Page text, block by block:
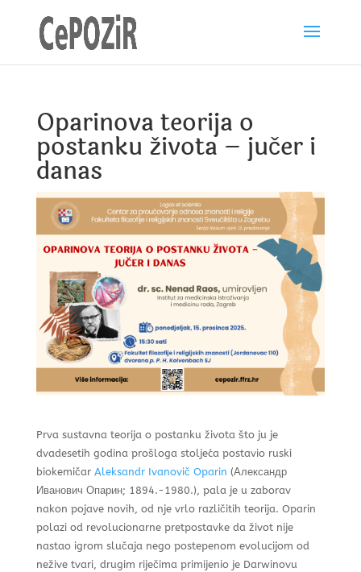
Oparinova teorija o
postanku života – jučer i
danas
Prva sustavna teorija o postanku života što ju je
dvadesetih godina prošloga stoljeća postavio ruski
biokemičar Aleksandr Ivanovič Oparin (Александр
Иванович Опарин; 1894.-1980.), pala je u zaborav
nakon pojave novih, od nje vrlo različitih teorija. Oparin
polazi od revolucionarne pretpostavke da život nije
nastao igrom slučaja nego postepenom evolucijom od
nežive tvari, drugim riječima primijenio je Darwinovu